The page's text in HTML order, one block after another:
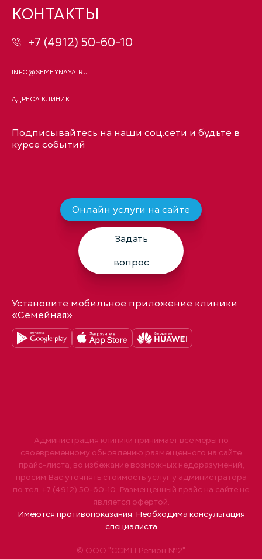
КОНТАКТЫ
+7 (4912) 50-60-10
INFO@SEMEYNAYA.RU
АДРЕСА КЛИНИК
Подписывайтесь на наши соц.сети и будьте в
курсе событий
Онлайн услуги на сайте
Задать
вопрос
Установите мобильное приложение клиники
«Семейная»
© ООО "ССМЦ Регион №2"
Администрация клиники принимает все меры по
своевременному обновлению размещенного на сайте
прайс-листа, во избежание возможных недоразумений,
просим Вас уточнять стоимость услуг у администратора
по тел. +7 (4912) 50-60-10. Размещенный прайс на сайте не
является офертой.
Имеются противопоказания. Необходима консультация
специалиста